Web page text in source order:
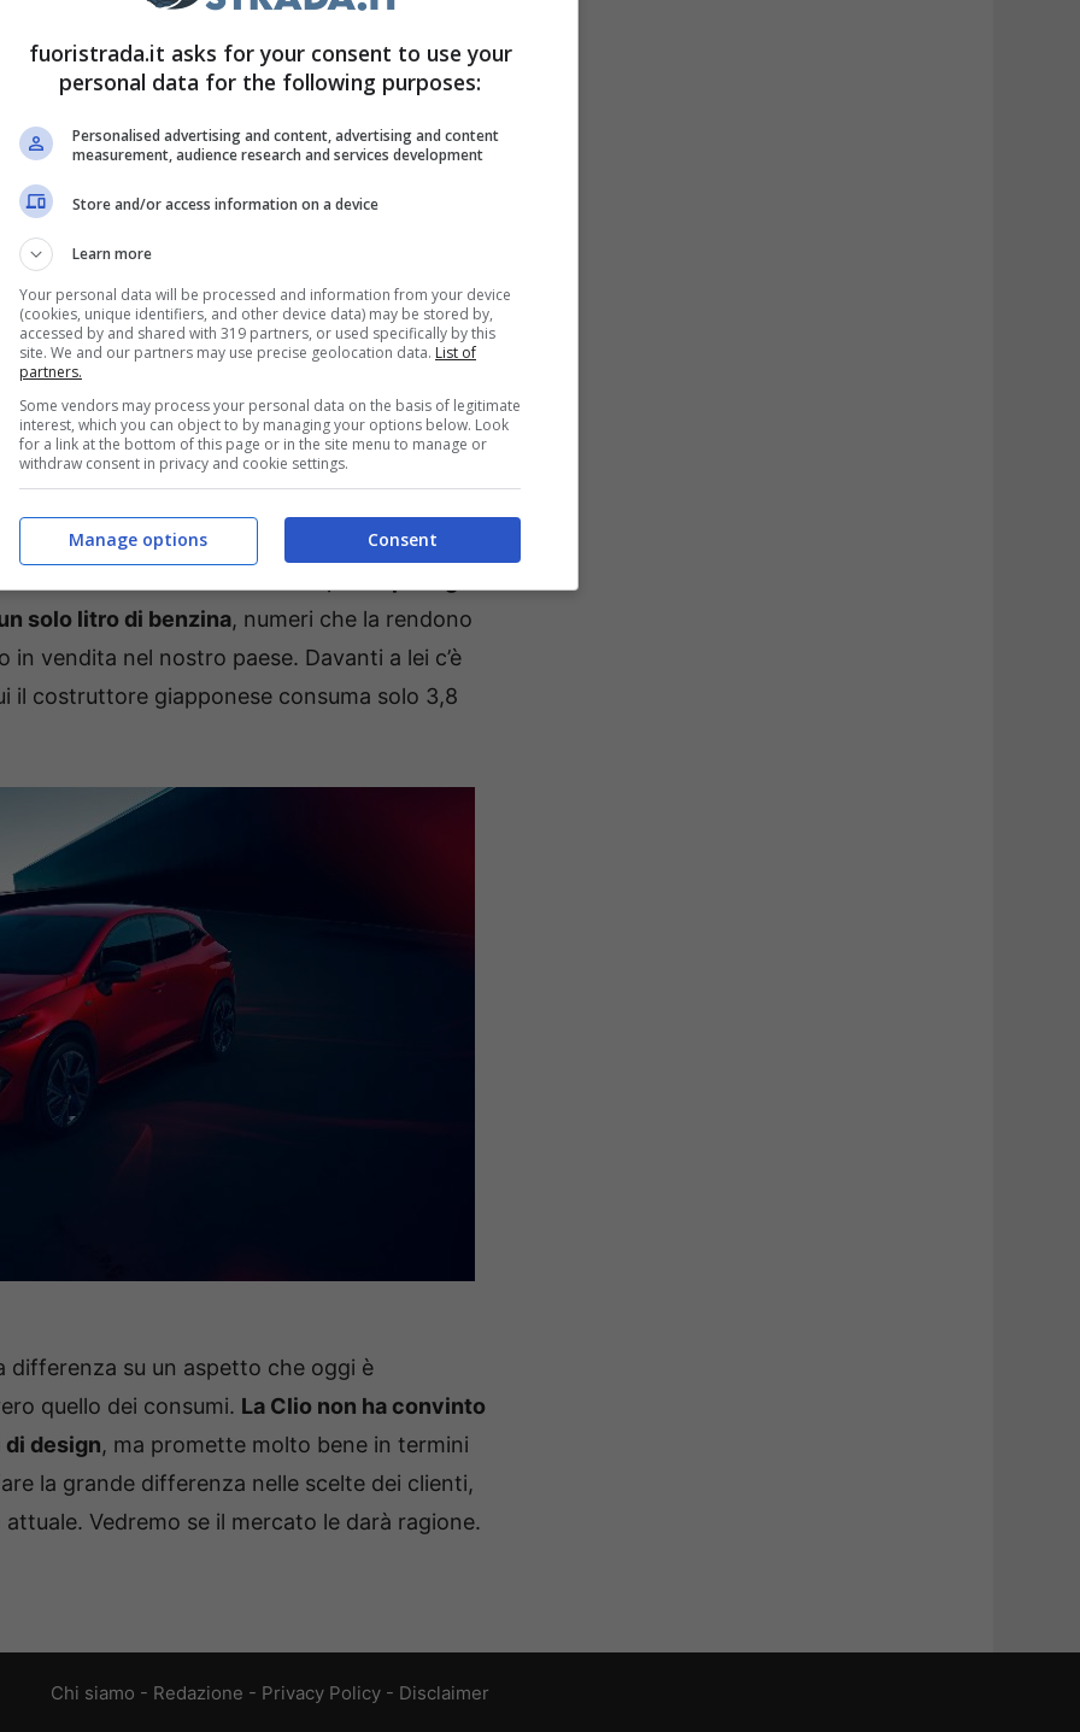
160 cavalli, mentre alla base della gamma
Non poteva mancare la motorizzazione
Dacia, con la casa della Losanga che conferma
120 cavalli è un Mild Hybrid che funziona sia
che il motore più efficiente sarà il Full
per primo. Andiamo a scoprire i dettagli
della Clio sarà la
in termini di consumi, e si parla già un
solo litro di benzina, numeri che la rendono
vendita nel nostro paese. Davanti a lei c’è
il costruttore giapponese consuma solo 3,8
differenza su un aspetto che oggi è
quello dei consumi. La Clio non ha convinto
design, ma promette molto bene in termini
la grande differenza nelle scelte dei clienti,
Vedremo se il mercato le darà ragione.
Chi siamo - Redazione - Privacy Policy - Disclaimer
fuoristrada.it asks for your consent to use your
personal data for the following purposes:
Personalised advertising and content, advertising and content
measurement, audience research and services development
Store and/or access information on a device
Learn more
Your personal data will be processed and information from your device
(cookies, unique identifiers, and other device data) may be stored by,
accessed by and shared with 319 partners, or used specifically by this
site. We and our partners may use precise geolocation data. List of
partners.
Some vendors may process your personal data on the basis of legitimate
interest, which you can object to by managing your options below. Look
for a link at the bottom of this page or in the site menu to manage or
withdraw consent in privacy and cookie settings.
Consent
Manage options